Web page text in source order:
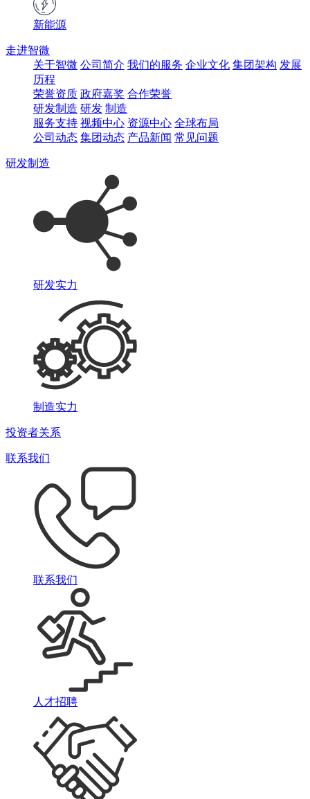
新能源
走进智微
关于智微 公司简介 我们的服务 企业文化 集团架构 发展
历程
荣誉资质 政府嘉奖 合作荣誉
研发制造 研发 制造
服务支持 视频中心 资源中心 全球布局
公司动态 集团动态 产品新闻 常见问题
研发制造
研发实力
制造实力
投资者关系
联系我们
联系我们
人才招聘